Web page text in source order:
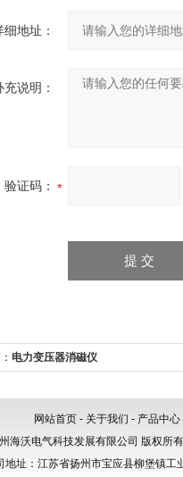
细地址：
充说明：
验证码：
电力变压器消磁仪
网站首页 - 关于我们 - 产品中心
海沃电气科技发展有限公司 版权所有
地址：江苏省扬州市宝应县柳堡镇